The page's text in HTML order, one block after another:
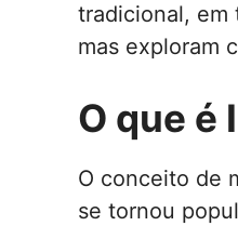
tradicional, em
mas exploram
O que é
O conceito de
se tornou